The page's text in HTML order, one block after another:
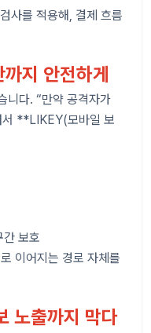
사를 적용해, 결제 흐름
지 안전하게
니다. “만약 공격자가
서 **LIKEY(모바일 보
보호
이어지는 경로 자체를
노출까지 막다